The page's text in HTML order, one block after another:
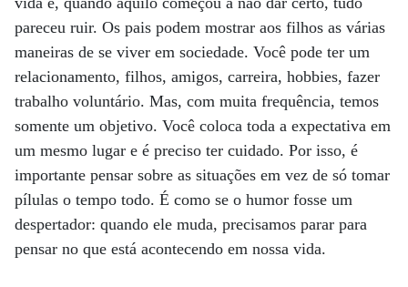
pareceu ruir. Os pais podem mostrar aos filhos as várias
maneiras de se viver em sociedade. Você pode ter um
relacionamento, filhos, amigos, carreira, hobbies, fazer
trabalho voluntário. Mas, com muita frequência, temos
somente um objetivo. Você coloca toda a expectativa em
um mesmo lugar e é preciso ter cuidado. Por isso, é
importante pensar sobre as situações em vez de só tomar
pílulas o tempo todo. É como se o humor fosse um
despertador: quando ele muda, precisamos parar para
pensar no que está acontecendo em nossa vida.